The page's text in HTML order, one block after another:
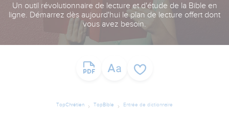
Un outil révolutionnaire de lecture et d'étude de la Bible en
ligne. Démarrez dès aujourd'hui le plan de lecture offert dont
vous avez besoin.
TopChrétien TopBible Entrée de dictionnaire